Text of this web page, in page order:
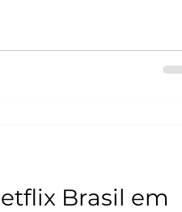
Brasil em